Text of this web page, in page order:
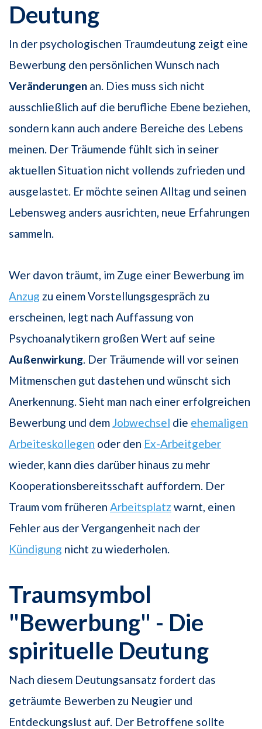
Deutung
In der psychologischen Traumdeutung zeigt eine
Bewerbung den persönlichen Wunsch nach
Veränderungen an. Dies muss sich nicht
ausschließlich auf die berufliche Ebene beziehen,
sondern kann auch andere Bereiche des Lebens
meinen. Der Träumende fühlt sich in seiner
aktuellen Situation nicht vollends zufrieden und
ausgelastet. Er möchte seinen Alltag und seinen
Lebensweg anders ausrichten, neue Erfahrungen
sammeln.
Wer davon träumt, im Zuge einer Bewerbung im
Anzug zu einem Vorstellungsgespräch zu
erscheinen, legt nach Auffassung von
Psychoanalytikern großen Wert auf seine
Außenwirkung. Der Träumende will vor seinen
Mitmenschen gut dastehen und wünscht sich
Anerkennung. Sieht man nach einer erfolgreichen
Bewerbung und dem Jobwechsel die ehemaligen
Arbeiteskollegen oder den Ex-Arbeitgeber
wieder, kann dies darüber hinaus zu mehr
Kooperationsbereitsschaft auffordern. Der
Traum vom früheren Arbeitsplatz warnt, einen
Fehler aus der Vergangenheit nach der
Kündigung nicht zu wiederholen.
Traumsymbol
"Bewerbung" - Die
spirituelle Deutung
Nach diesem Deutungsansatz fordert das
geträumte Bewerben zu Neugier und
Entdeckungslust auf. Der Betroffene sollte